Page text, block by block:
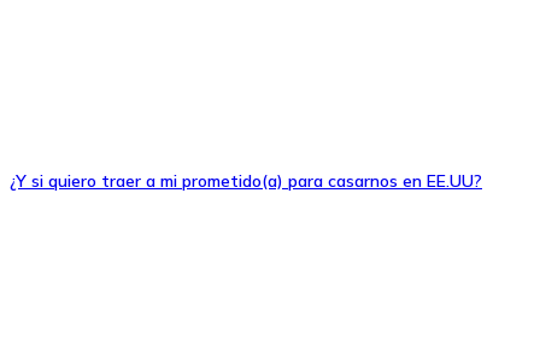
¿Y si quiero traer a mi prometido(a) para casarnos en EE.UU?